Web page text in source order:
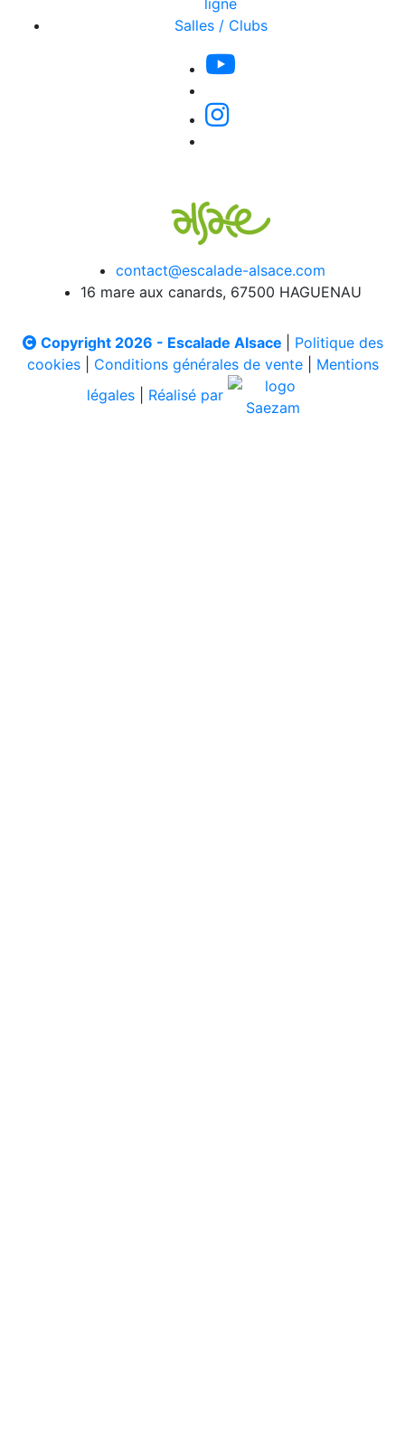
ligne
Salles / Clubs
contact@escalade-alsace.com
16 mare aux canards, 67500 HAGUENAU
Copyright 2026 - Escalade Alsace
Politique des
cookies| Conditions générales de vente| Mentions
légales
Réalisé par